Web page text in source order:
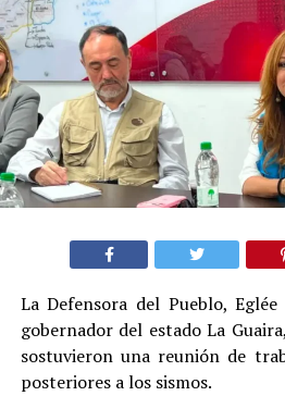
La Defensora del Pueblo,
gobernador del estado La
sostuvieron una reunión de
posteriores a los sismos.